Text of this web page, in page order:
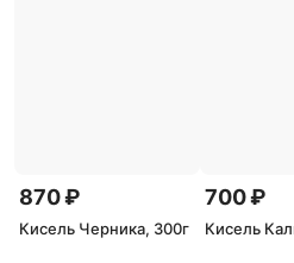
870 ₽
Кисель Черника, 300г
700 ₽
Кисель